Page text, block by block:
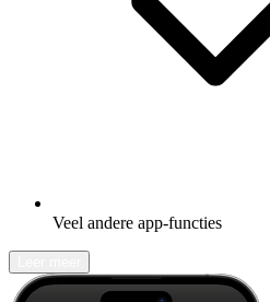
Veel andere app-functies